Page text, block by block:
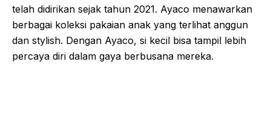
telah didirikan sejak tahun 2021. Ayaco menawarkan
berbagai koleksi pakaian anak yang terlihat anggun
dan stylish. Dengan Ayaco, si kecil bisa tampil lebih
percaya diri dalam gaya berbusana mereka.